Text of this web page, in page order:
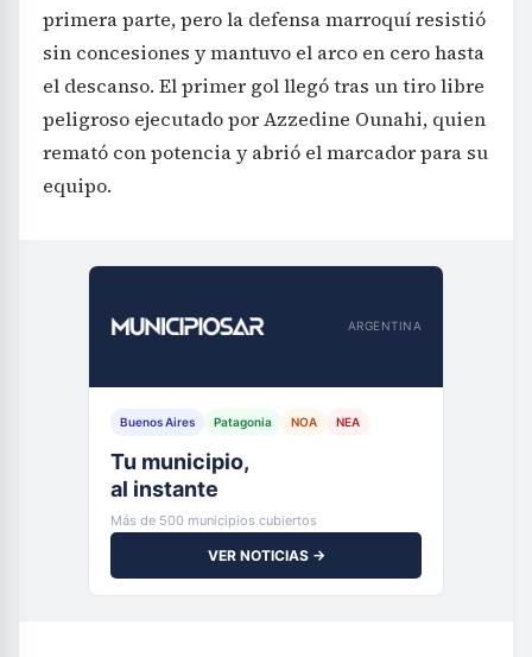
primera parte, pero la defensa marroquí resistió
sin concesiones y mantuvo el arco en cero hasta
el descanso. El primer gol llegó tras un tiro libre
peligroso ejecutado por Azzedine Ounahi, quien
remató con potencia y abrió el marcador para su
equipo.
ARGENTINA
Buenos Aires Patagonia NOA NEA
Tu municipio,
al instante
Más de 500 municipios cubiertos
VER NOTICIAS →